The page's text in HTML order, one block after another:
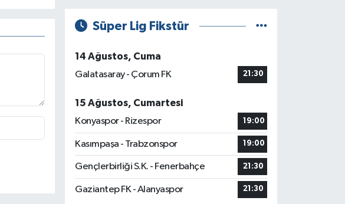
Süper Lig Fikstür
14 Ağustos, Cuma
Galatasaray - Çorum FK
21:30
15 Ağustos, Cumartesi
Konyaspor - Rizespor
19:00
Kasımpaşa - Trabzonspor 19:00
Gençlerbirliği S.K. - Fenerbahçe 21:30
Gaziantep FK - Alanyaspor 21:30